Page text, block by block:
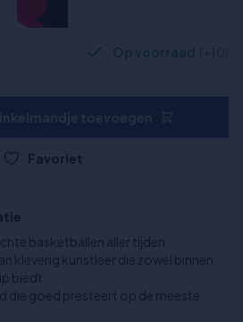
Op voorraad
Favoriet
basketballen aller tijden
kleverig kunstleer die zowel binnen
biedt.
die goed presteert op de meeste